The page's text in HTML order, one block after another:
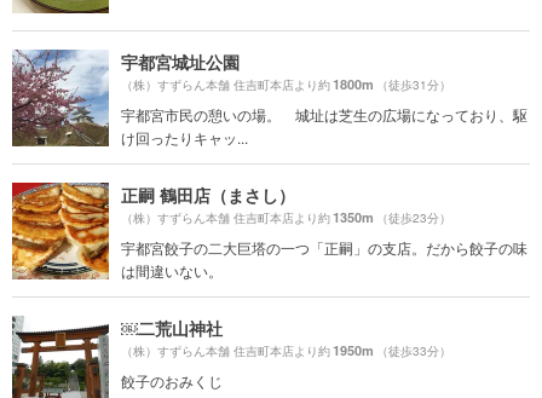
宇都宮城址公園
（株）すずらん本舗 住吉町本店より約1800m （徒歩31分）
宇都宮市民の憩いの場。 城址は芝生の広場になっており、駆
け回ったりキャッ...
正嗣 鶴田店（まさし）
（株）すずらん本舗 住吉町本店より約1350m （徒歩23分）
宇都宮餃子の二大巨塔の一つ「正嗣」の支店。だから餃子の味
は間違いない。
￼二荒山神社
（株）すずらん本舗 住吉町本店より約1950m （徒歩33分）
餃子のおみくじ